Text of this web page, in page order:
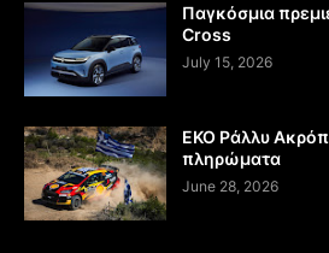
Παγκόσμια
Cross
July 15, 2026
EKO Ράλλυ
πληρώματα
June 28, 2026